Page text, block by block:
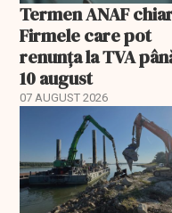
Termen ANAF
Firmele care pot
renunța la TVA
10 august
07 AUGUST 2026